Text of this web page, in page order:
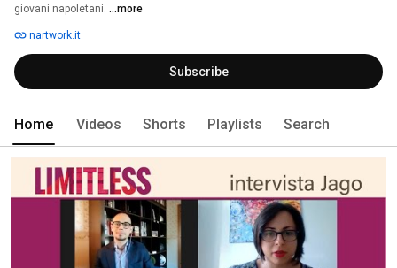
giovani napoletani. ...more
nartwork.it
Subscribe
Home Videos Shorts Playlists Search